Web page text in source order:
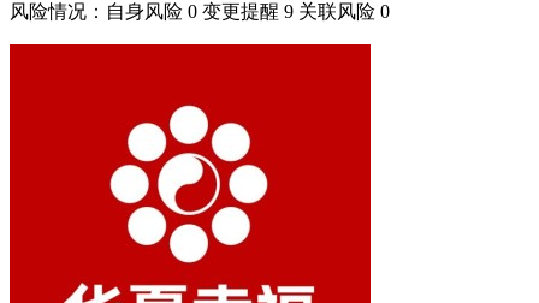
风险情况：自身风险 0 变更提醒 9 关联风险 0